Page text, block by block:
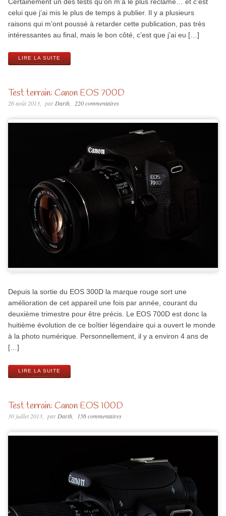
celui que j’ai mis le plus de temps à publier. Il y a plusieurs
raisons qui m’ont poussé à retarder cette publication, pas très
intéressantes au final, mais le bon côté, c’est que j’ai eu […]
LIRE LA SUITE
Test terrain: Canon EOS 700D
26 août 2013 par Darth 220 commentaires
Depuis la sortie du EOS 300D la marque rouge sort une
amélioration de cet appareil une fois par année, courant du
deuxième trimestre pour être précis. Le EOS 700D est donc la
huitième évolution de ce boîtier légendaire qui a ouvert le monde
à la photo numérique. Personnellement, il y a environ 4 ans de
[…]
LIRE LA SUITE
Test terrain: Canon EOS 100D
30 juillet 2013 par Darth 156 commentaires